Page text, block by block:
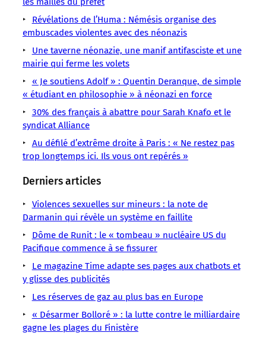
Antifascisme
C9M
Extrême-
droite
–
Fascisme
Île-
de-
France
Manifestation
Nazisme
–
Néonazisme
Police
Préfecture
Racisme
son
interdiction
la
préfecture
et
les
juridictions,
néofasciste
Comité
9
(C9M)
s’est
maintenu
Île-
France
9
mai
2026,
Révélations de l’Huma : Némésis organise des
embuscades violentes avec des néonazis
Une taverne néonazie, une manif antifasciste et une
mairie qui ferme les volets
« Je soutiens Adolf » : Quentin Deranque, de simple
« étudiant en philosophie » à néonazi en force
30% des français à abattre pour Sarah Knafo et le
syndicat Alliance
Au défilé d’extrême droite à Paris : « Ne restez pas
trop longtemps ici. Ils vous ont repérés »
Derniers articles
Violences sexuelles sur mineurs : la note de
Darmanin qui révèle un système en faillite
Dôme de Runit : le « tombeau » nucléaire US du
Pacifique commence à se fissurer
Le magazine Time adapte ses pages aux chatbots et
y glisse des publicités
Les réserves de gaz au plus bas en Europe
« Désarmer Bolloré » : la lutte contre le milliardaire
gagne les plages du Finistère